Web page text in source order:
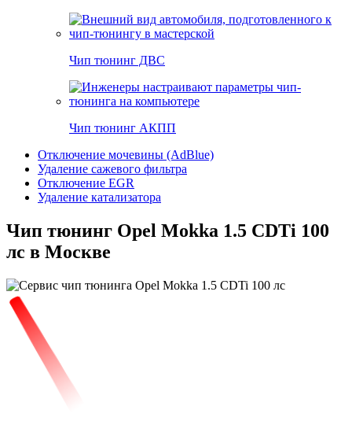
Чип тюнинг ДВС
Чип тюнинг АКПП
Отключение мочевины (AdBlue)
Удаление сажевого фильтра
Отключение EGR
Удаление катализатора
Чип тюнинг Opel Mokka 1.5 CDTi 100
лс в Москве